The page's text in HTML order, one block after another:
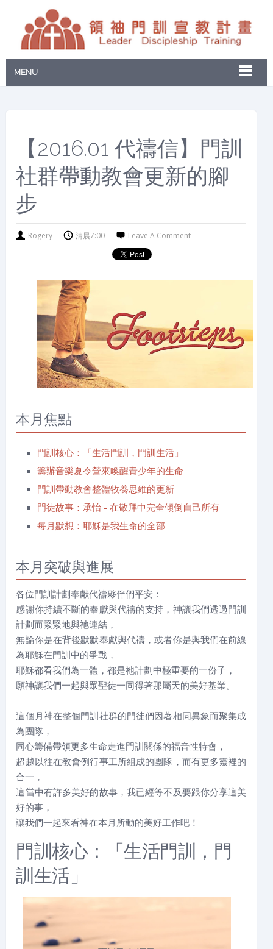
MENU
【2016.01 代禱信】門訓
社群帶動教會更新的腳
步
Rogery 清晨7:00 Leave A Comment
本月焦點
門訓核心：「生活門訓，門訓生活」
籌辦音樂夏令營來喚醒青少年的生命
門訓帶動教會整體牧養思維的更新
門徒故事：承怡 - 在敬拜中完全傾倒自己所有
每月默想：耶穌是我生命的全部
本月突破與進展
各位門訓計劃奉獻代禱夥伴們平安：
感謝你持續不斷的奉獻與代禱的支持，神讓我們透過門訓
計劃而緊緊地與祂連結，
無論你是在背後默默奉獻與代禱，或者你是與我們在前線
為耶穌在門訓中的爭戰，
耶穌都看我們為一體，都是祂計劃中極重要的一份子，
願神讓我們一起與眾聖徒一同得著那屬天的美好基業。
這個月神在整個門訓社群的門徒們因著相同異象而聚集成
為團隊，
同心籌備帶領更多生命走進門訓關係的福音性特會，
超越以往在教會例行事工所組成的團隊，而有更多靈裡的
合一，
這當中有許多美好的故事，我已經等不及要跟你分享這美
好的事，
讓我們一起來看神在本月所動的美好工作吧！
門訓核心：「生活門訓，門
訓生活」